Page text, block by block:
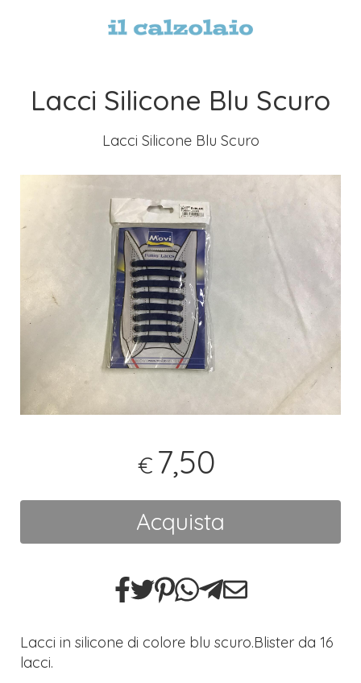
Lacci Silicone Blu Scuro
Lacci Silicone Blu Scuro
€ 7,50
Acquista
Lacci in silicone di colore blu scuro.Blister da 16
lacci.